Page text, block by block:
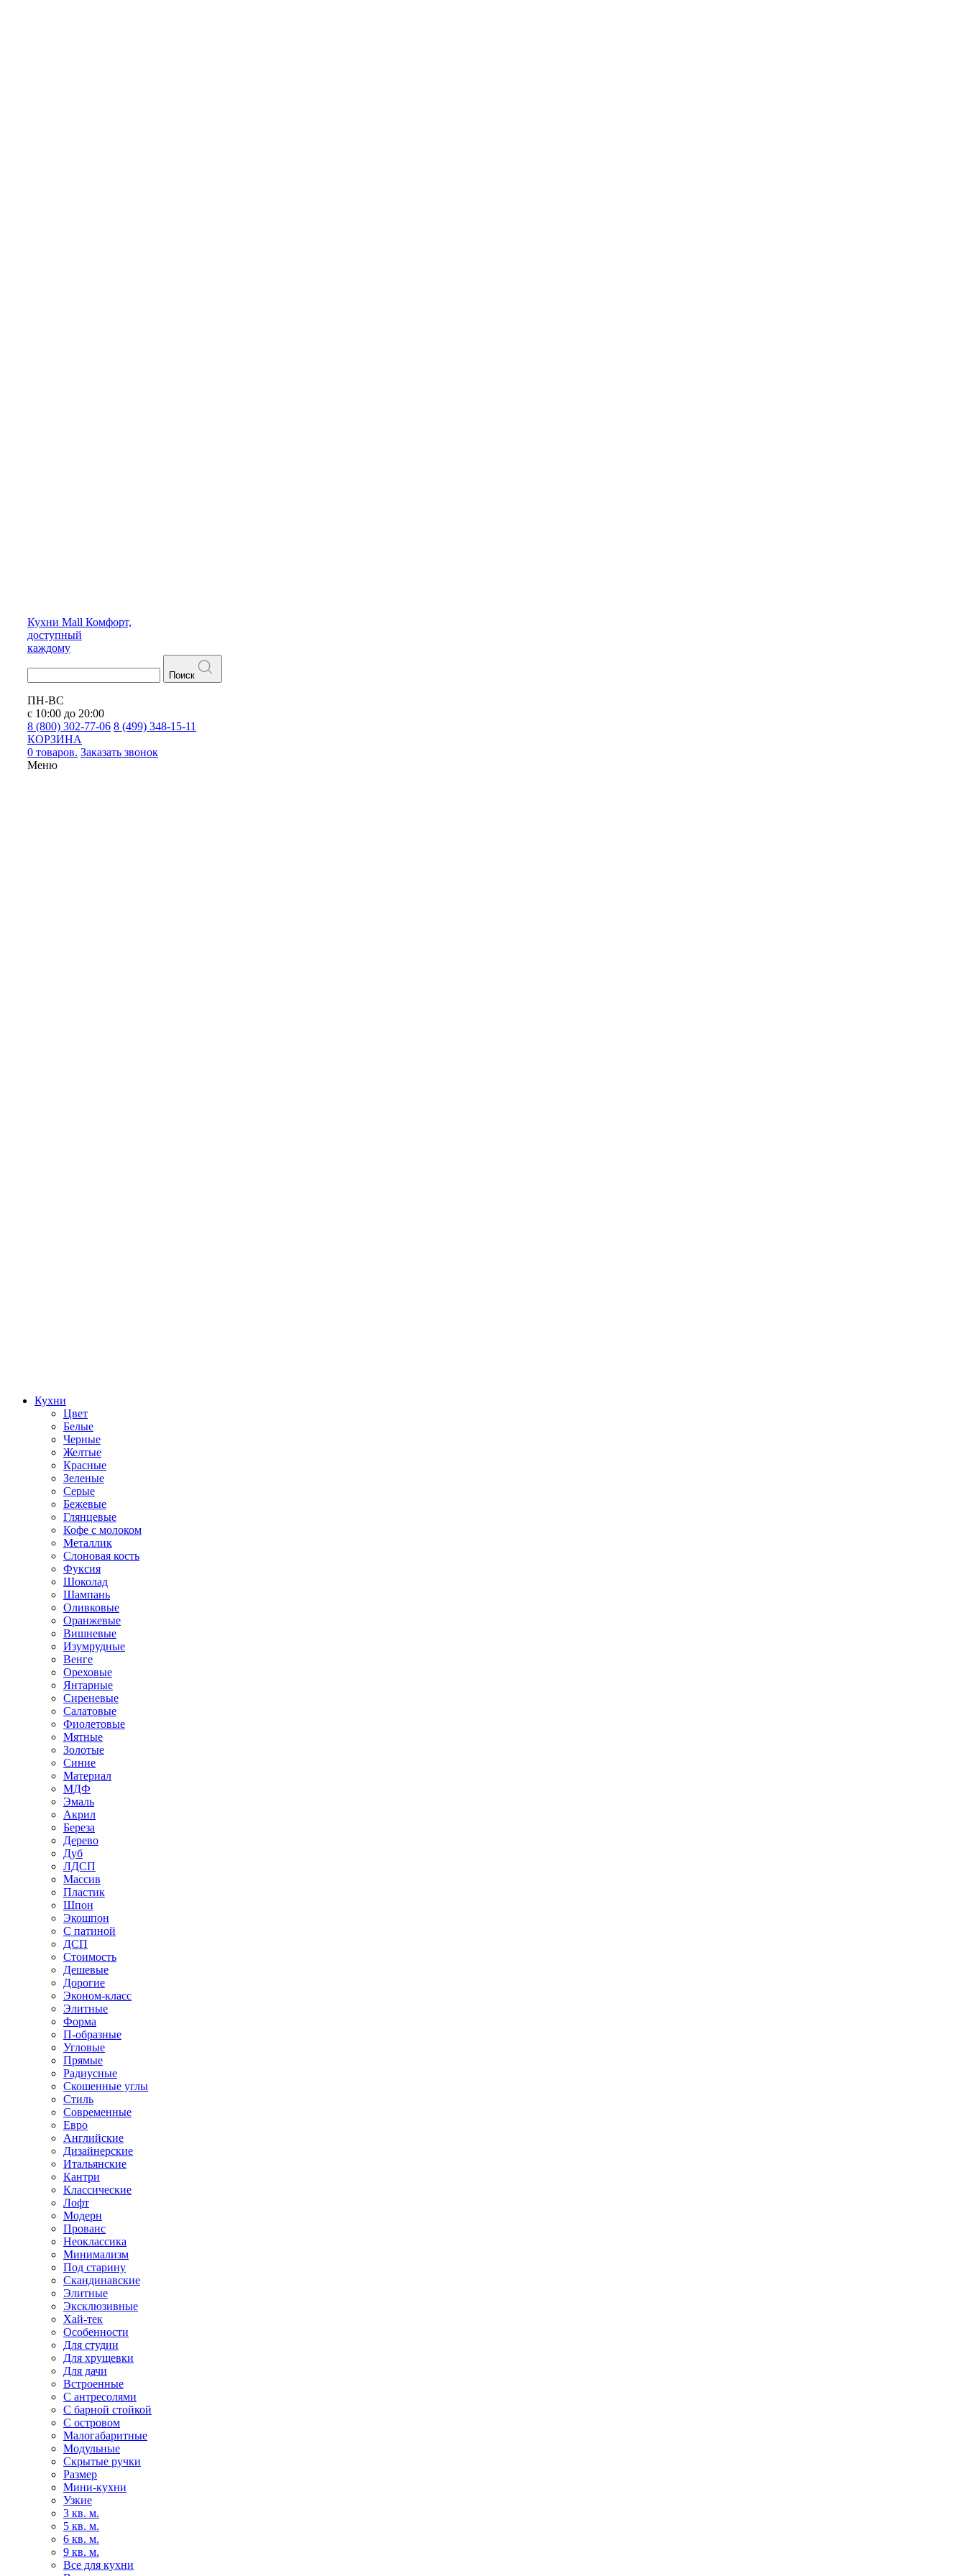
Кухни Mall Комфорт,
доступный
каждому
Поиск
ПН-ВС
с 10:00 до 20:00
8 (800) 302-77-06 8 (499) 348-15-11
КОРЗИНА
0 товаров. Заказать звонок
Меню
Кухни
Цвет
Белые
Черные
Желтые
Красные
Зеленые
Серые
Бежевые
Глянцевые
Кофе с молоком
Металлик
Слоновая кость
Фуксия
Шоколад
Шампань
Оливковые
Оранжевые
Вишневые
Изумрудные
Венге
Ореховые
Янтарные
Сиреневые
Салатовые
Фиолетовые
Мятные
Золотые
Синие
Материал
МДФ
Эмаль
Акрил
Береза
Дерево
Дуб
ЛДСП
Массив
Пластик
Шпон
Экошпон
С патиной
ДСП
Стоимость
Дешевые
Дорогие
Эконом-класс
Элитные
Форма
П-образные
Угловые
Прямые
Радиусные
Скошенные углы
Стиль
Современные
Евро
Английские
Дизайнерские
Итальянские
Кантри
Классические
Лофт
Модерн
Прованс
Неоклассика
Минимализм
Под старину
Скандинавские
Элитные
Эксклюзивные
Хай-тек
Особенности
Для студии
Для хрущевки
Для дачи
Встроенные
С антресолями
С барной стойкой
С островом
Малогабаритные
Модульные
Скрытые ручки
Размер
Мини-кухни
Узкие
3 кв. м.
5 кв. м.
6 кв. м.
9 кв. м.
Все для кухни